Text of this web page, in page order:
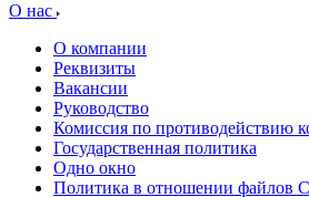
О нас
О компании
Реквизиты
Вакансии
Руководство
Комиссия по противодействию
Государственная политика
Одно окно
Политика в отношении файлов